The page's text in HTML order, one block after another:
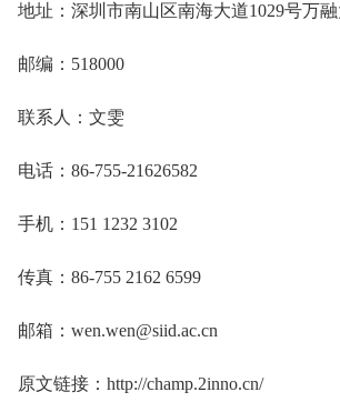
地址：深圳市南山区南海大道1029号万融
邮编：518000
联系人：文雯
电话：86-755-21626582
手机：151 1232 3102
传真：86-755 2162 6599
邮箱：wen.wen@siid.ac.cn
原文链接：http://champ.2inno.cn/